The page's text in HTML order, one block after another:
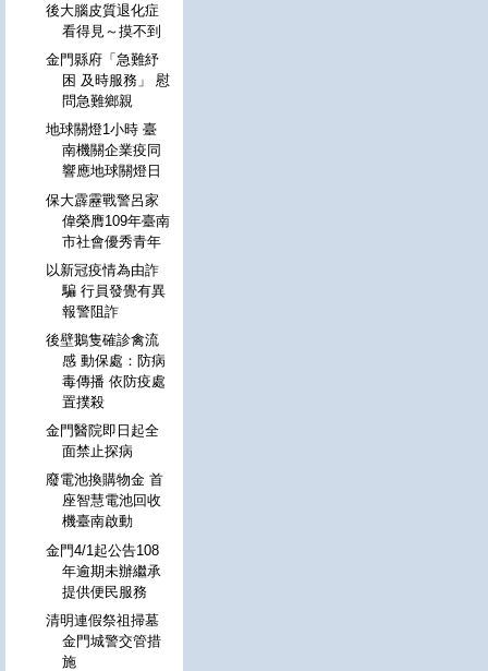
後大腦皮質退化症
看得見～摸不到
金門縣府「急難紓
困 及時服務」 慰
問急難鄉親
地球關燈1小時 臺
南機關企業疫同
響應地球關燈日
保大霹靂戰警呂家
偉榮膺109年臺南
市社會優秀青年
以新冠疫情為由詐
騙 行員發覺有異
報警阻詐
後壁鵝隻確診禽流
感 動保處：防病
毒傳播 依防疫處
置撲殺
金門醫院即日起全
面禁止探病
廢電池換購物金 首
座智慧電池回收
機臺南啟動
金門4/1起公告108
年逾期未辦繼承
提供便民服務
清明連假祭祖掃墓
金門城警交管措
施